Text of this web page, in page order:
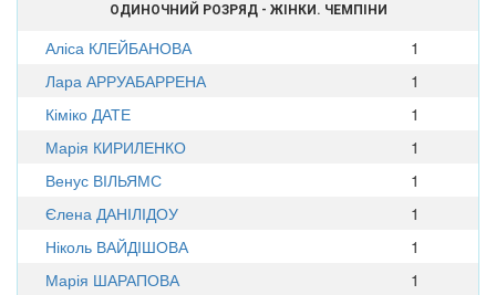
ОДИНОЧНИЙ РОЗРЯД - ЖІНКИ. ЧЕМПІНИ
Аліса КЛЕЙБАНОВА
1
Лара АРРУАБАРРЕНА
1
Кіміко ДАТЕ
1
Марія КИРИЛЕНКО
1
Венус ВІЛЬЯМС
1
Єлена ДАНІЛІДОУ
1
Ніколь ВАЙДІШОВА
1
Марія ШАРАПОВА
1